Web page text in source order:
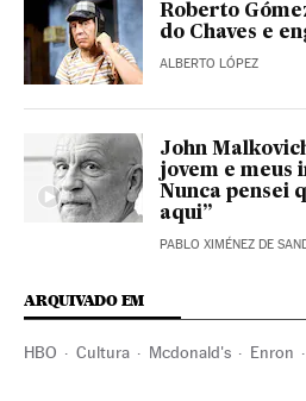
Roberto
do Chaves e
ALBERTO LÓPEZ
John
jovem e meus
Nunca pensei
aqui”
PABLO XIMÉNEZ DE
ARQUIVADO EM
HBO Cultura Mcdonald's Enron